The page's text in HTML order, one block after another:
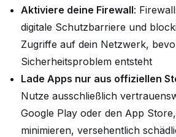
Aktiviere deine Firewall:
digitale Schutzbarriere und
Zugriffe auf dein Netzwerk,
Sicherheitsproblem entsteht
Lade Apps nur aus offiziellen
Nutze ausschließlich
Google Play oder den App
minimieren, versehentlich